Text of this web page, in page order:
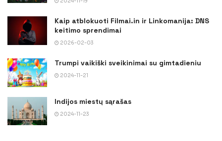
Kaip atblokuoti Filmai.in ir Linkomanija: DNS
keitimo sprendimai
2026-02-03
Trumpi vaikiški sveikinimai su gimtadieniu
2024-11-21
Indijos miestų sąrašas
2024-11-23